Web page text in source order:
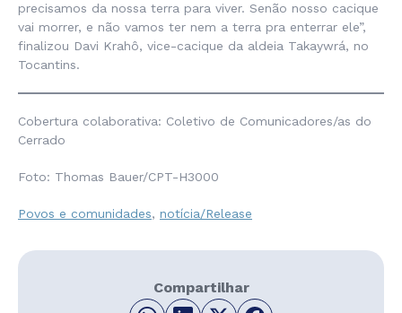
precisamos da nossa terra para viver. Senão nosso cacique
vai morrer, e não vamos ter nem a terra pra enterrar ele”,
finalizou Davi Krahô, vice-cacique da aldeia Takaywrá, no
Tocantins.
Cobertura colaborativa: Coletivo de Comunicadores/as do
Cerrado
Foto: Thomas Bauer/CPT-H3000
Povos e comunidades, notícia/Release
Compartilhar